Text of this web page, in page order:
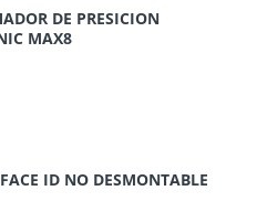
DE PRESICION
MAX8
ID NO DESMONTABLE